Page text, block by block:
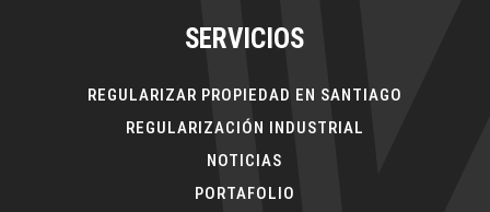
SERVICIOS
REGULARIZAR PROPIEDAD EN SANTIAGO
REGULARIZACIÓN INDUSTRIAL
NOTICIAS
PORTAFOLIO